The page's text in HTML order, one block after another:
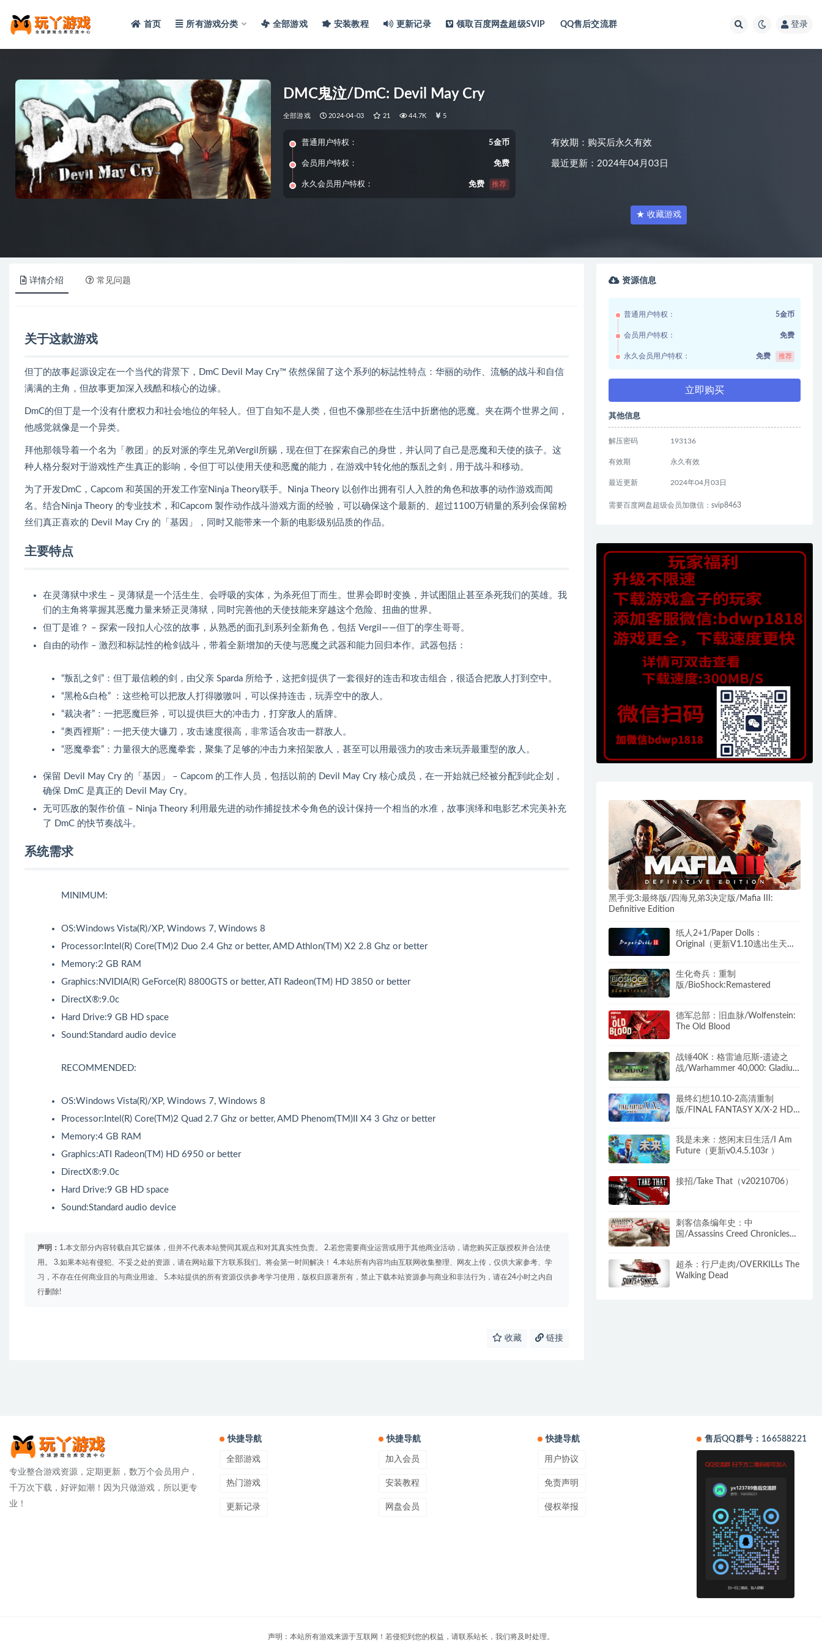
首页 所有游戏分类 全部游戏 安装教程 更新记录 领取百度网盘超级SVIP QQ售后交流群 登录
DMC鬼泣/DmC: Devil May Cry
全部游戏 2024-04-03 21 44.7K 5
普通用户特权： 5金币
会员用户特权： 免费
永久会员用户特权： 免费 推荐
有效期：购买后永久有效
最近更新：2024年04月03日
★ 收藏游戏
详情介绍 常见问题
关于这款游戏
但丁的故事起源设定在一个当代的背景下，DmC Devil May Cry™ 依然保留了这个系列的标誌性特点：华丽的动作、流畅的战斗和自信
满满的主角，但故事更加深入残酷和核心的边缘。
DmC的但丁是一个没有什麽权力和社会地位的年轻人。但丁自知不是人类，但也不像那些在生活中折磨他的恶魔。夹在两个世界之间，
他感觉就像是一个异类。
拜他那领导着一个名为「教团」的反对派的孪生兄弟Vergil所赐，现在但丁在探索自己的身世，并认同了自己是恶魔和天使的孩子。这
种人格分裂对于游戏性产生真正的影响，令但丁可以使用天使和恶魔的能力，在游戏中转化他的叛乱之剑，用于战斗和移动。
为了开发DmC，Capcom 和英国的开发工作室Ninja Theory联手。Ninja Theory 以创作出拥有引人入胜的角色和故事的动作游戏而闻
名。结合Ninja Theory 的专业技术，和Capcom 製作动作战斗游戏方面的经验，可以确保这个最新的、超过1100万销量的系列会保留粉
丝们真正喜欢的 Devil May Cry 的「基因」，同时又能带来一个新的电影级别品质的作品。
主要特点
在灵薄狱中求生 – 灵薄狱是一个活生生、会呼吸的实体，为杀死但丁而生。世界会即时变换，并试图阻止甚至杀死我们的英雄。我
们的主角将掌握其恶魔力量来矫正灵薄狱，同时完善他的天使技能来穿越这个危险、扭曲的世界。
但丁是谁？ – 探索一段扣人心弦的故事，从熟悉的面孔到系列全新角色，包括 Vergil——但丁的孪生哥哥。
自由的动作 – 激烈和标誌性的枪剑战斗，带着全新增加的天使与恶魔之武器和能力回归本作。武器包括：
“叛乱之剑”：但丁最信赖的剑，由父亲 Sparda 所给予，这把剑提供了一套很好的连击和攻击组合，很适合把敌人打到空中。
“黑枪&白枪” ：这些枪可以把敌人打得嗷嗷叫，可以保持连击，玩弄空中的敌人。
“裁决者”：一把恶魔巨斧，可以提供巨大的冲击力，打穿敌人的盾牌。
“奥西裡斯”：一把天使大镰刀，攻击速度很高，非常适合攻击一群敌人。
“恶魔拳套”：力量很大的恶魔拳套，聚集了足够的冲击力来招架敌人，甚至可以用最强力的攻击来玩弄最重型的敌人。
保留 Devil May Cry 的「基因」 – Capcom 的工作人员，包括以前的 Devil May Cry 核心成员，在一开始就已经被分配到此企划，
确保 DmC 是真正的 Devil May Cry。
无可匹敌的製作价值 – Ninja Theory 利用最先进的动作捕捉技术令角色的设计保持一个相当的水准，故事演绎和电影艺术完美补充
了 DmC 的快节奏战斗。
系统需求
MINIMUM:
OS:Windows Vista(R)/XP, Windows 7, Windows 8
Processor:Intel(R) Core(TM)2 Duo 2.4 Ghz or better, AMD Athlon(TM) X2 2.8 Ghz or better
Memory:2 GB RAM
Graphics:NVIDIA(R) GeForce(R) 8800GTS or better, ATI Radeon(TM) HD 3850 or better
DirectX®:9.0c
Hard Drive:9 GB HD space
Sound:Standard audio device
RECOMMENDED:
OS:Windows Vista(R)/XP, Windows 7, Windows 8
Processor:Intel(R) Core(TM)2 Quad 2.7 Ghz or better, AMD Phenom(TM)II X4 3 Ghz or better
Memory:4 GB RAM
Graphics:ATI Radeon(TM) HD 6950 or better
DirectX®:9.0c
Hard Drive:9 GB HD space
Sound:Standard audio device
声明： 1.本文部分内容转载自其它媒体，但并不代表本站赞同其观点和对其真实性负责。 2.若您需要商业运营或用于其他商业活动，请您购买正版授权并合法使
用。 3.如果本站有侵犯、不妥之处的资源，请在网站最下方联系我们。将会第一时间解决！ 4.本站所有内容均由互联网收集整理、网友上传，仅供大家参考、学
习，不存在任何商业目的与商业用途。 5.本站提供的所有资源仅供参考学习使用，版权归原著所有，禁止下载本站资源参与商业和非法行为，请在24小时之内自
行删除!
收藏 链接
资源信息
普通用户特权： 5金币
会员用户特权： 免费
永久会员用户特权： 免费 推荐
立即购买
其他信息
解压密码 193136
有效期 永久有效
最近更新 2024年04月03日
需要百度网盘超级会员加微信：svip8463
黑手党3:最终版/四海兄弟3决定版/Mafia III:
Definitive Edition
纸人2+1/Paper Dolls：
Original（更新V1.10逃出生天
生化奇兵：重制
版/BioShock:Remastered
德军总部：旧血脉/Wolfenstein:
The Old Blood
战锤40K：格雷迪厄斯-遗迹之
战/Warhammer 40,000: Gladius
最终幻想10.10-2高清重制
版/FINAL FANTASY X/X-2 HD
我是未来：悠闲末日生活/I Am
Future（更新v0.4.5.103r ）
接招/Take That（v20210706）
刺客信条编年史：中
国/Assassins Creed Chronicles：
超杀：行尸走肉/OVERKILLs The
Walking Dead
专业整合游戏资源，定期更新，数万个会员用户，
千万次下载，好评如潮！因为只做游戏，所以更专
业！
快捷导航
全部游戏
热门游戏
更新记录
快捷导航
加入会员
安装教程
网盘会员
快捷导航
用户协议
免责声明
侵权举报
售后QQ群号：166588221
声明：本站所有游戏来源于互联网！若侵犯到您的权益，请联系站长，我们将及时处理。